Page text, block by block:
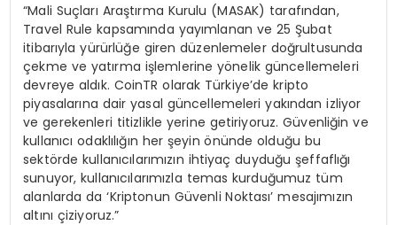
“Mali Suçları Araştırma Kurulu (MASAK) tarafından,
Travel Rule kapsamında yayımlanan ve 25 Şubat
itibarıyla yürürlüğe giren düzenlemeler doğrultusunda
çekme ve yatırma işlemlerine yönelik güncellemeleri
devreye aldık. CoinTR olarak Türkiye’de kripto
piyasalarına dair yasal güncellemeleri yakından izliyor
ve gerekenleri titizlikle yerine getiriyoruz. Güvenliğin ve
kullanıcı odaklılığın her şeyin önünde olduğu bu
sektörde kullanıcılarımızın ihtiyaç duyduğu şeffaflığı
sunuyor, kullanıcılarımızla temas kurduğumuz tüm
alanlarda da ‘Kriptonun Güvenli Noktası’ mesajımızın
altını çiziyoruz.”